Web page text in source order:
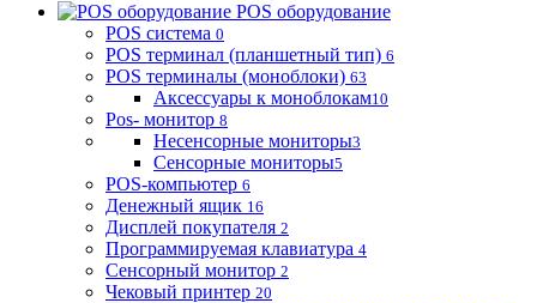
POS оборудование
POS система 0
POS терминал (планшетный тип) 6
POS терминалы (моноблоки) 63
Аксессуары к моноблокам10
Pos- монитор 8
Несенсорные мониторы3
Сенсорные мониторы5
POS-компьютер 6
Денежный ящик 16
Дисплей покупателя 2
Программируемая клавиатура 4
Сенсорный монитор 2
Чековый принтер 20